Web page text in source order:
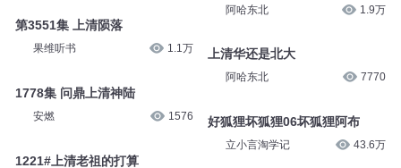
第3551集 上清陨落
果维听书 1.1万
1778集 问鼎上清神陆
安燃 1576
1221#上清老祖的打算
阿哈东北 1.9万
上清华还是北大
阿哈东北 7770
好狐狸坏狐狸06坏狐狸阿布
立小言淘学记 43.6万